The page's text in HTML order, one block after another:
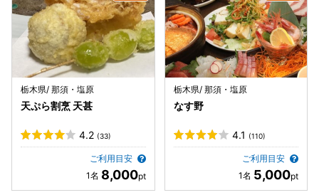
栃木県/ 那須・塩原
天ぷら割烹 天甚
4.2 (33)
ご利用目安
8,000
栃木県/ 那須・塩原
なす野
4.1 (110)
ご利用目安
5,000